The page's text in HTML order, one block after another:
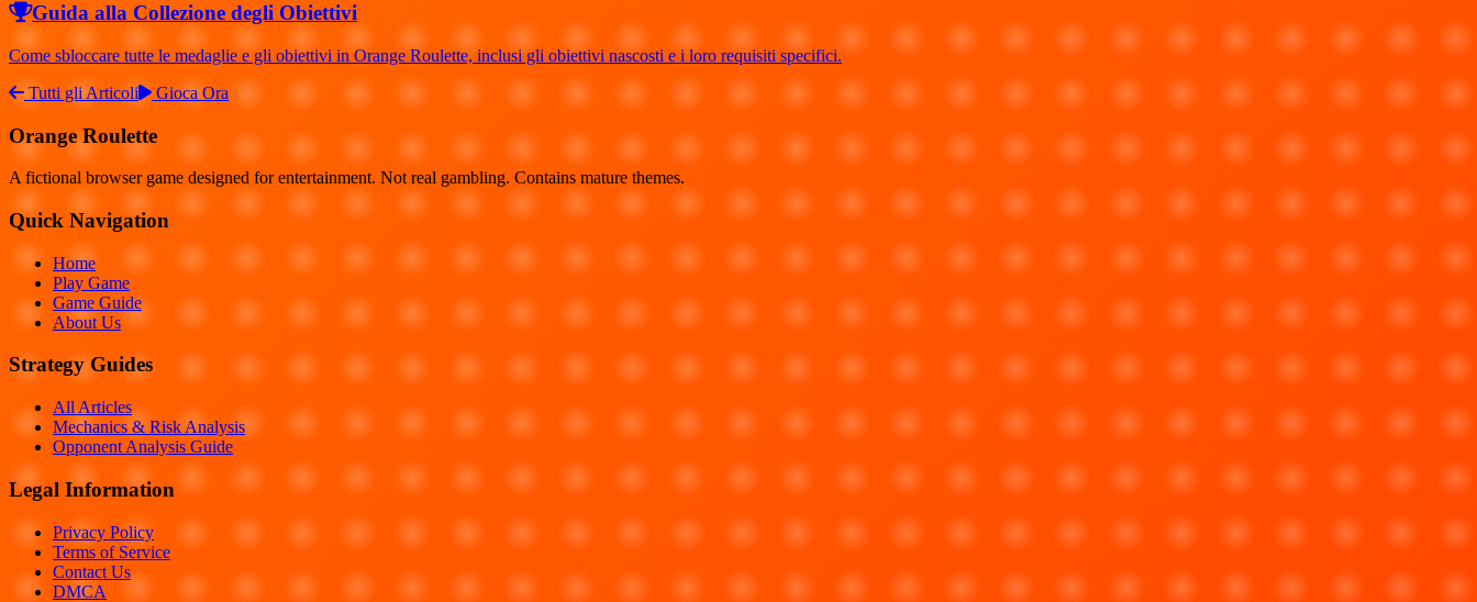
Guida alla Collezione degli Obiettivi
Come sbloccare tutte le medaglie e gli obiettivi in Orange Roulette, inclusi gli obiettivi nascosti e i loro requisiti specifici.
Tutti gli Articoli
Gioca Ora
Orange Roulette
A fictional browser game designed for entertainment. Not real gambling. Contains mature themes.
Quick Navigation
Home
Play Game
Game Guide
About Us
Strategy Guides
All Articles
Mechanics & Risk Analysis
Opponent Analysis Guide
Legal Information
Privacy Policy
Terms of Service
Contact Us
DMCA